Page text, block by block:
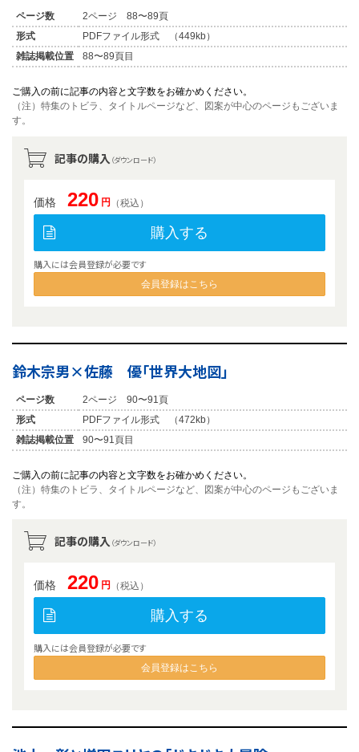
ページ数
2ページ 88〜89頁
形式
PDFファイル形式 （449kb）
雑誌掲載位置
88〜89頁目
ご購入の前に記事の内容と文字数をお確かめください。
（注）特集のトビラ、タイトルページなど、図案が中心のページもございま
す。
記事の購入 （ダウンロード）
価格 220 円 （税込）
購入する
購入には会員登録が必要です
会員登録はこちら
鈴木宗男×佐藤 優「世界大地図」
ページ数
2ページ 90〜91頁
形式
PDFファイル形式 （472kb）
雑誌掲載位置
90〜91頁目
ご購入の前に記事の内容と文字数をお確かめください。
（注）特集のトビラ、タイトルページなど、図案が中心のページもございま
す。
記事の購入 （ダウンロード）
価格 220 円 （税込）
購入する
購入には会員登録が必要です
会員登録はこちら